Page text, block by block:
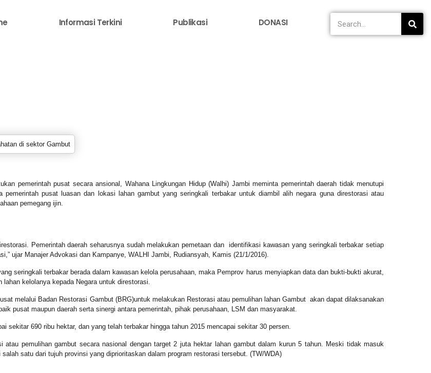
Informasi Terkini Publikasi DONASI
pemerintah pusat secara ansional, Wahana Lingkungan Hidup (Walhi) Jambi meminta pemerintah daerah tidak menutupi
pusat luasan dan lokasi lahan gambut yang seringkali terbakar untuk diambil alih negara guna direstorasi atau
pemegang ijin.
Pemerintah daerah seharusnya sudah melakukan pemetaan dan
identifikasi kawasan yang seringkali terbakar setiap
ujar Manajer Advokasi dan Kampanye, WALHI Jambi, Rudiansyah, Kamis (21/1/2016).
seringkali terbakar berada dalam kawasan kelola perusahaan, maka Pemprov harus menyiapkan data dan bukti-bukti akurat,
kelolanya kepada Negara untuk direstorasi.
melalui Badan Restorasi Gambut (BRG)untuk melakukan Restorasi atau pemulihan lahan Gambut akan dapat dilaksanakan
pusat maupun daerah serta sinergi antara pemerintah, pihak perusahaan, LSM dan masyarakat.
sekitar 690 ribu hektar, dan yang telah terbakar hingga tahun 2015 mencapai sekitar 30 persen.
atau pemulihan gambut secara nasional dengan target 2 juta hektar lahan gambut dalam kurun 5 tahun. Meski tidak masuk
satu dari tujuh provinsi yang diprioritaskan dalam program restorasi tersebut. (TW/WDA)